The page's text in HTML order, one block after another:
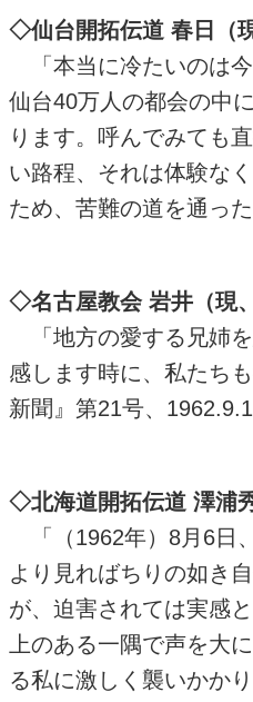
◇仙台開拓伝道 春日（
「本当に冷たいのは今
仙台40万人の都会の中
ります。呼んでみても
い路程、それは体験な
ため、苦難の道を通っ
◇名古屋教会 岩井（現
「地方の愛する兄姉
感します時に、私たち
新聞』第21号、
◇北海道開拓伝道 澤浦
「（1962年）8月6日
より見ればちりの如き
が、迫害されては実感
上のある一隅で声を大
る私に激しく襲いかか